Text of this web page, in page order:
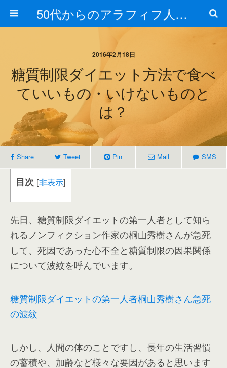
50代からのアラフィフ人生の楽しみ方
2016年2月18日
糖質制限ダイエット方法で食べ
ていいもの・いけないものと
は？
Share Tweet Pin Mail SMS
目次 [非表示]
先日、糖質制限ダイエットの第一人者として知ら
れるノンフィクション作家の桐山秀樹さんが急死
して、死因であった心不全と糖質制限の因果関係
について波紋を呼んでいます。
糖質制限ダイエットの第一人者桐山秀樹さん急死
の波紋
しかし、人間の体のことですし、長年の生活習慣
の蓄積や、加齢など様々な要因があると思います